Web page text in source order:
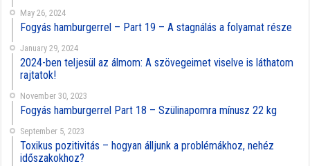
May 26, 2024
Fogyás hamburgerrel – Part 19 – A stagnálás a folyamat része
January 29, 2024
2024-ben teljesül az álmom: A szövegeimet viselve is láthatom
rajtatok!
November 30, 2023
Fogyás hamburgerrel Part 18 – Szülinapomra mínusz 22 kg
September 5, 2023
Toxikus pozitivitás – hogyan álljunk a problémákhoz, nehéz
időszakokhoz?